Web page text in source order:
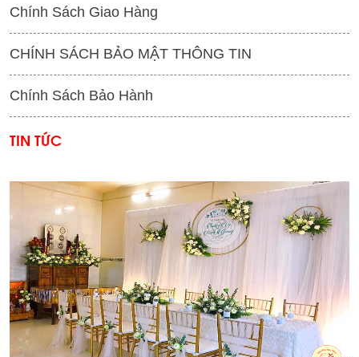
Chính Sách Giao Hàng
CHÍNH SÁCH BẢO MẬT THÔNG TIN
Chính Sách Bảo Hành
TIN TỨC
'